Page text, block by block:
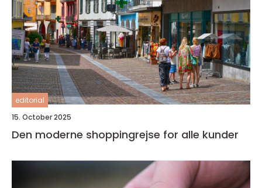
editorial
15. October 2025
Den moderne shoppingrejse for alle kunder